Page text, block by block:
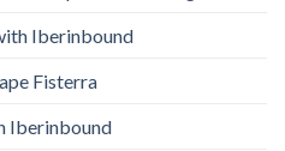
Iberinbound
Fisterra
Iberinbound